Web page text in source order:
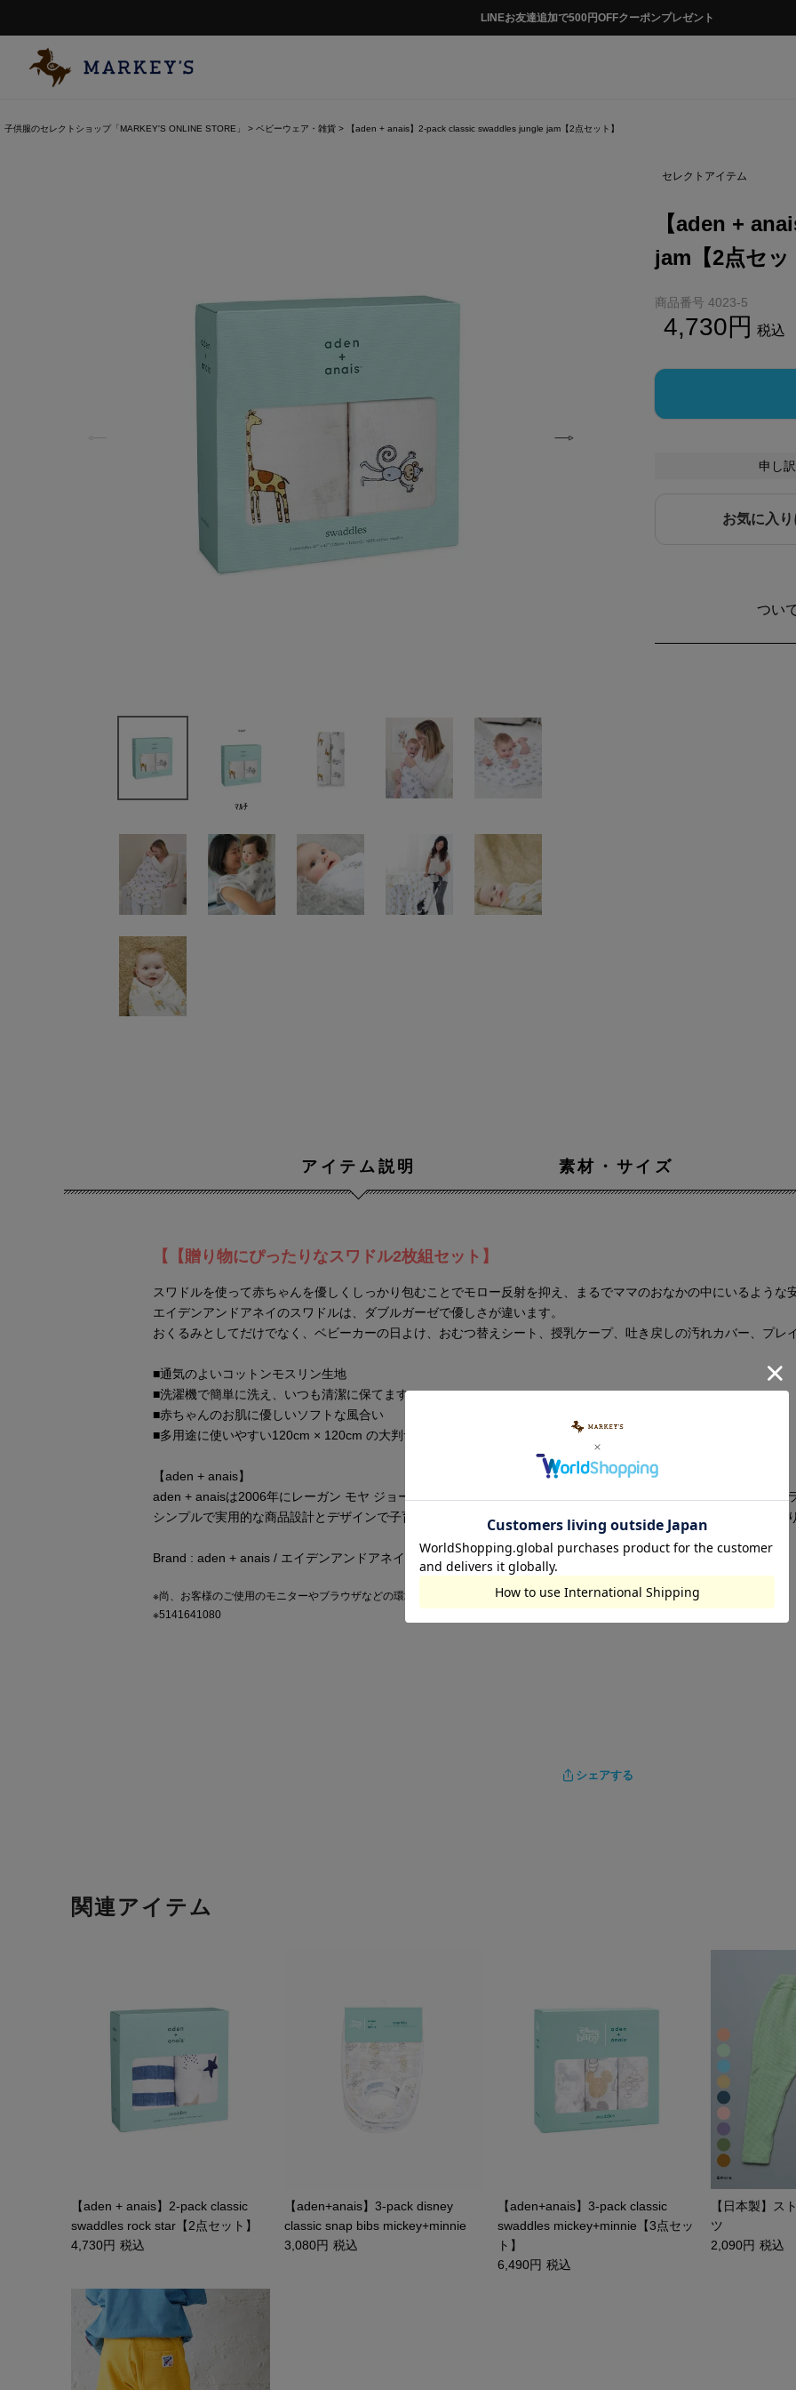
LINEお友達追加で500円OFFクーポンプレゼント
子供服のセレクトショップ「MARKEY'S ONLINE STORE」 ベビーウェア・雑貨 【aden + anais】2-pack classic swaddles jungle jam【2点セット】
ﾏﾙﾁ
セレクトアイテム
【aden +
jam【2点セッ
商品番号 4023-5
4,730 税込
申し
お気に入
つい
アイテム説明 素材・サイズ
【【贈り物にぴったりなスワドル2枚組セット】
スワドルを使って赤ちゃんを優しくしっかり包むことでモロー反射を抑え、まるでママのおなかの中にいるような
エイデンアンドアネイのスワドルは、ダブルガーゼで優しさが違います。
おくるみとしてだけでなく、ベビーカーの日よけ、おむつ替えシート、授乳ケープ、吐き戻しの汚れカバー、プレ
■通気のよいコットンモスリン生地
■洗濯機で簡単に洗え、いつも清潔に保てます
■赤ちゃんのお肌に優しいソフトな風合い
■多用途に使いやすい120cm × 120cm の大判サイズ
【aden + anais】
aden + anaisは2006年にレーガン モヤ ジョーンズがニューヨークで立ち上げたベビー＆キッズ ライフスタイルブ
シンプルで実用的な商品設計とデザインで子育てに携わる方々とその子供たちを優しくつつみ、温かな時間をつく
Brand : aden + anais / エイデンアンドアネイ
※尚、お客様のご使用のモニターやブラウザなどの環境により、実物と異なる場合がございます。
※5141641080
シェアする
【aden + anais】2-pack classic
swaddles rock star【2点セット】
4,730
税込
【aden+anais】3-pack disney
classic snap bibs mickey+minnie
3,080
税込
【aden+anais】3-pack classic
swaddles mickey+minnie【3点セッ
ト】
6,490
税込
【日本製】ス
ツ
2,090
税込